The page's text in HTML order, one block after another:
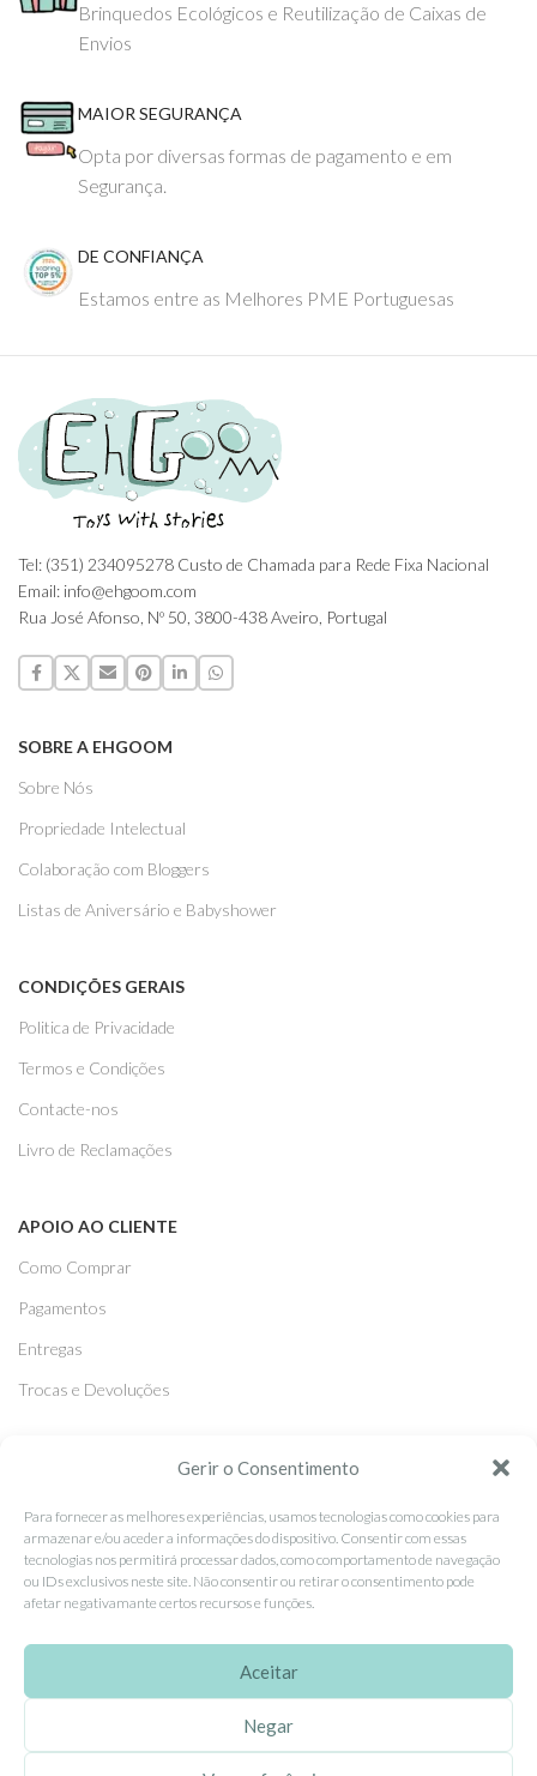
Gerir o Consentimento
Para fornecer as melhores experiências, usamos tecnologias como cookies para
armazenar e/ou aceder a informações do dispositivo. Consentir com essas
tecnologias nos permitirá processar dados, como comportamento de navegação
ou IDs exclusivos neste site. Não consentir ou retirar o consentimento pode
afetar negativamante certos recursos e funções.
Aceitar
Negar
Brinquedos Ecológicos e Reutilização de Caixas de
Envios
MAIOR SEGURANÇA
Opta por diversas formas de pagamento e em
Segurança.
DE CONFIANÇA
Estamos entre as Melhores PME Portuguesas
Tel: (351) 234095278 Custo de Chamada para Rede Fixa Nacional
Email: info@ehgoom.com
Rua José Afonso, Nº 50, 3800-438 Aveiro, Portugal
SOBRE A EHGOOM
Sobre Nós
Propriedade Intelectual
Colaboração com Bloggers
Listas de Aniversário e Babyshower
CONDIÇÕES GERAIS
Politica de Privacidade
Termos e Condições
Contacte-nos
Livro de Reclamações
APOIO AO CLIENTE
Como Comprar
Pagamentos
Entregas
Trocas e Devoluções
Facebook
Instagram
Pinterest
EhGoom2026 Criado porDumbanengue, Lda.